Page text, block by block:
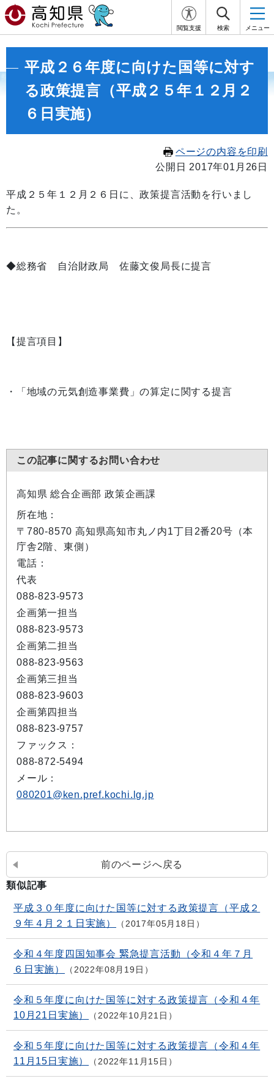
閲覧支援 検索 メニュー
平成２６年度に向けた国等に対す
る政策提言（平成２５年１２月２
６日実施）
ページの内容を印刷
公開日 2017年01月26日
平成２５年１２月２６日に、政策提言活動を行いまし
た。
◆総務省 自治財政局 佐藤文俊局長に提言
【提言項目】
・「地域の元気創造事業費」の算定に関する提言
この記事に関するお問い合わせ
高知県 総合企画部 政策企画課
所在地：
〒780-8570 高知県高知市丸ノ内1丁目2番20号（本
庁舎2階、東側）
電話：
代表
088-823-9573
企画第一担当
088-823-9573
企画第二担当
088-823-9563
企画第三担当
088-823-9603
企画第四担当
088-823-9757
ファックス：
088-872-5494
メール：
080201@ken.pref.kochi.lg.jp
前のページへ戻る
類似記事
平成３０年度に向けた国等に対する政策提言（平成２
９年４月２１日実施）
2017年05月18日
令和４年度四国知事会 緊急提言活動（令和４年７月
６日実施）
2022年08月19日
令和５年度に向けた国等に対する政策提言（令和４年
10月21日実施）
2022年10月21日
令和５年度に向けた国等に対する政策提言（令和４年
11月15日実施）
2022年11月15日